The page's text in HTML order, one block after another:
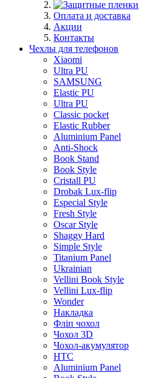
Оплата и доставка
Акции
Контакты
Чехлы для телефонов
Xiaomi
Ultra PU
SAMSUNG
Elastic PU
Ultra PU
Classic pocket
Elastic Rubber
Aluminium Panel
Anti-Shock
Book Stand
Book Style
Cristall PU
Drobak Lux-flip
Especial Style
Fresh Style
Oscar Style
Shaggy Hard
Simple Style
Titanium Panel
Ukrainian
Vellini Book Style
Vellini Lux-flip
Wonder
Накладка
Фліп чохол
Чохол 3D
Чохол-акумулятор
HTC
Aluminium Panel